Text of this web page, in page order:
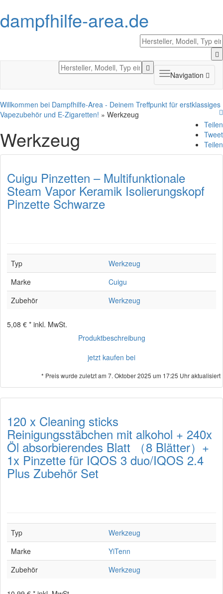
dampfhilfe-area.de
Toggle
navigation
Navigation
Willkommen bei Dampfhilfe-Area - Deinem Treffpunkt für erstklassiges
Vapezubehör und E-Zigaretten! » Werkzeug
Teilen
Tweet
Teilen
Werkzeug
Cuigu Pinzetten – Multifunktionale
Steam Vapor Keramik Isolierungskopf
Pinzette Schwarze
Typ
Werkzeug
Marke
Cuigu
Zubehör
Werkzeug
5,08 € * inkl. MwSt.
Produktbeschreibung
jetzt kaufen bei
* Preis wurde zuletzt am 7. Oktober 2025 um 17:25 Uhr aktualisiert
120 x Cleaning sticks
Reinigungsstäbchen mit alkohol + 240x
Öl absorbierendes Blatt （8 Blätter）+
1x Pinzette für IQOS 3 duo/IQOS 2.4
Plus Zubehör Set
Typ
Werkzeug
Marke
YiTenn
Zubehör
Werkzeug